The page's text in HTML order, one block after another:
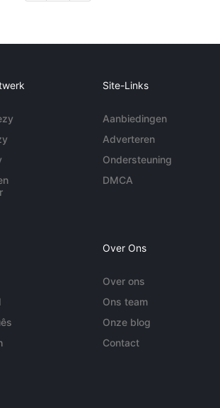
Site-Links
Aanbiedingen
Adverteren
Ondersteuning
DMCA
Over Ons
Over ons
Ons team
Onze blog
Contact